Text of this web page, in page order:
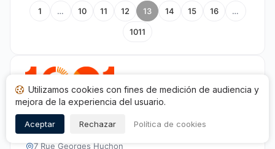
1 … 10 11 12 13 14 15 16 …
1011
HOBBY1 / 1001Hobbies
7 Rue Georges Huchon
Utilizamos cookies con fines de medición de audiencia y
mejora de la experiencia del usuario.
Aceptar Rechazar Política de cookies